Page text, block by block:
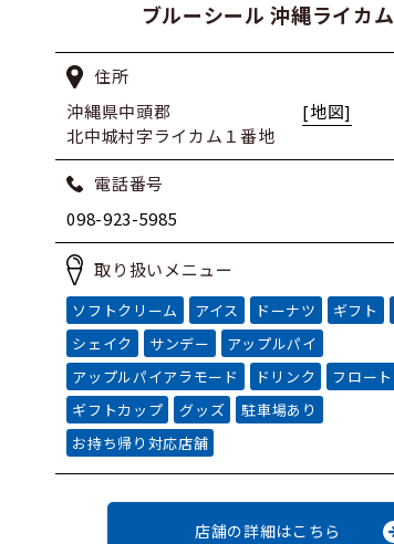
ブルーシール 沖縄ライカム
住所
沖縄県中頭郡
北中城村字ライカム１番地
[地図]
電話番号
098-923-5985
取り扱いメニュー
ソフトクリーム アイス ドーナツ ギフト
シェイク
サンデー
アップルパイ
アップルパイアラモード
ドリンク
フロート
ギフトカップ
グッズ
駐車場あり
お持ち帰り対応店舗
店舗の詳細はこちら